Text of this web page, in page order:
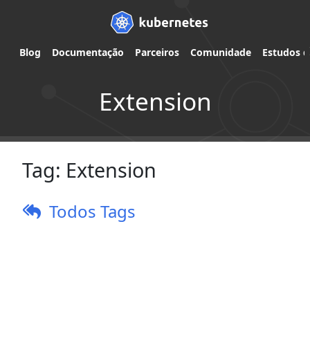
Blog Documentação Parceiros Comunidade Estudos
Extension
Tag: Extension
Todos Tags